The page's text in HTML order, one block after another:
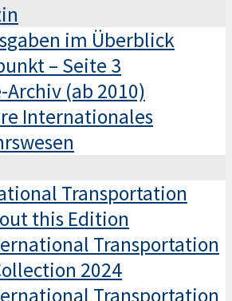
im Überblick
– Seite 3
Archiv (ab 2010)
Internationales
Transportation
this Edition
Transportation
2024
Transportation